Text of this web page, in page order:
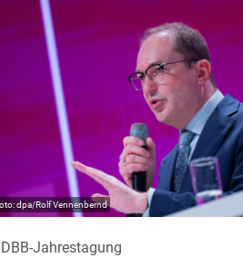
dpa/Rolf Vennenbernd
DBB-Jahrestagung